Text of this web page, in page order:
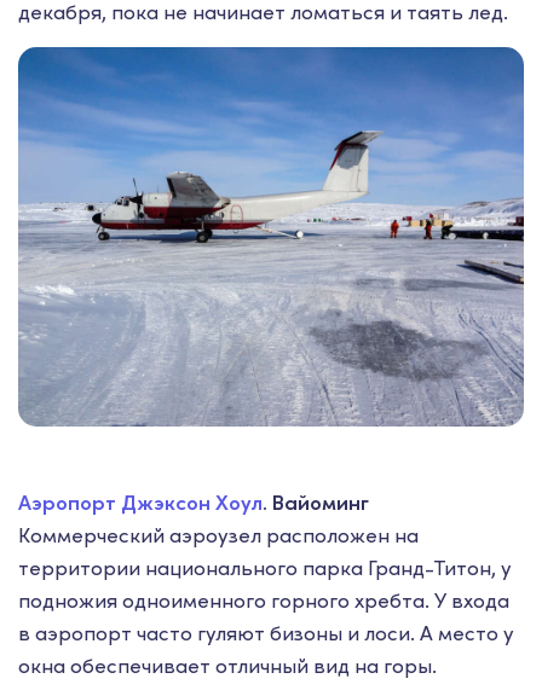
декабря, пока не начинает ломаться и таять лед.
Аэропорт Джэксон Хоул. Вайоминг
Коммерческий аэроузел расположен на
территории национального парка Гранд-Титон, у
подножия одноименного горного хребта. У входа
в аэропорт часто гуляют бизоны и лоси. А место у
окна обеспечивает отличный вид на горы.